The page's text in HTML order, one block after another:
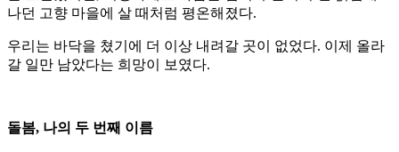
나던 고향 마을에 살 때처럼 평온해졌다.
우리는 바닥을 쳤기에 더 이상 내려갈 곳이 없었다. 이제 올라
갈 일만 남았다는 희망이 보였다.
돌봄, 나의 두 번째 이름